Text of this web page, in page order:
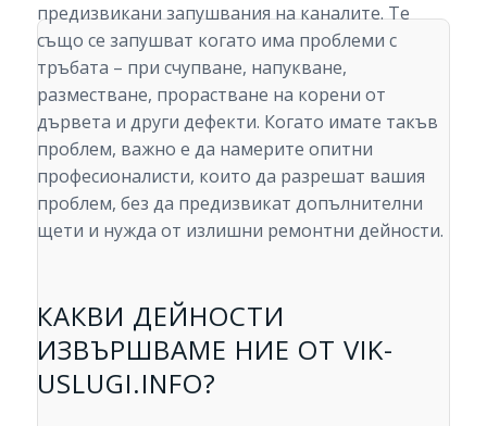
предизвикани запушвания на каналите. Те
също се запушват когато има проблеми с
тръбата – при счупване, напукване,
разместване, прорастване на корени от
дървета и други дефекти. Когато имате такъв
проблем, важно е да намерите опитни
професионалисти, които да разрешат вашия
проблем, без да предизвикат допълнителни
щети и нужда от излишни ремонтни дейности.
КАКВИ ДЕЙНОСТИ
ИЗВЪРШВАМЕ НИЕ ОТ VIK-
USLUGI.INFO?